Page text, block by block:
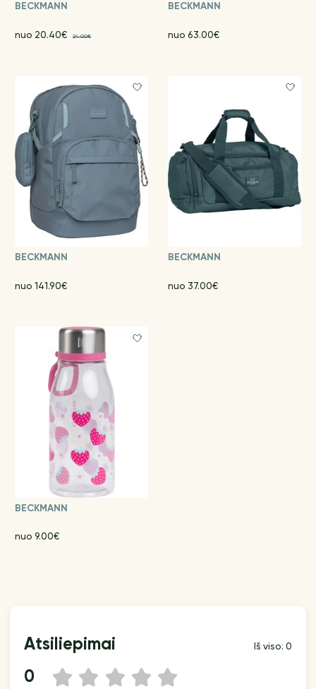
BECKMANN
nuo 20.40€ 24.00€
BECKMANN
nuo 63.00€
BECKMANN
nuo 141.90€
BECKMANN
nuo 37.00€
BECKMANN
nuo 9.00€
Atsiliepimai Iš viso: 0
0 5
4
3
2
1